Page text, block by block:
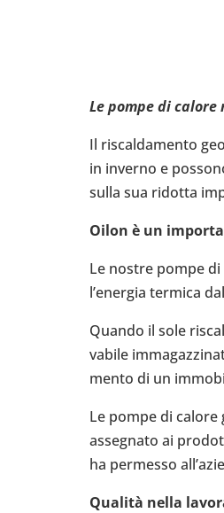
Le pompe di
Il riscal­da­mento
in inverno e
sulla sua ridotta
Oilon è un
Le nostre pompe
l’e­ner­gia termica
Quando il sole
va­bile
mento di un
Le pompe di
asse­gnato ai
ha per­messo
Qualità nella